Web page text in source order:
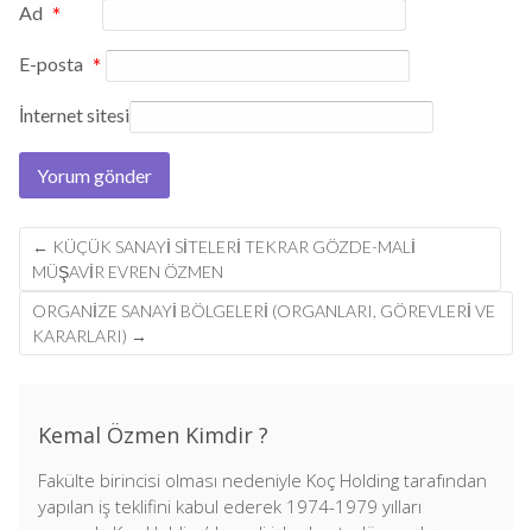
Ad *
E-posta *
İnternet sitesi
Post
navigation
← KÜÇÜK SANAYI SITELERI TEKRAR GÖZDE-MALİ
MÜŞAVİR EVREN ÖZMEN
ORGANİZE SANAYİ BÖLGELERİ (ORGANLARI, GÖREVLERİ VE
KARARLARI) →
Kemal Özmen Kimdir ?
Fakülte birincisi olması nedeniyle Koç Holding tarafından
yapılan iş teklifini kabul ederek 1974-1979 yılları